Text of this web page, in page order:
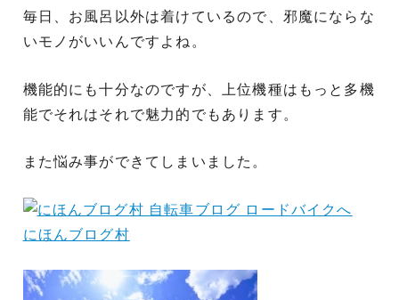
毎日、お風呂以外は着けているので、邪魔にならな
いモノがいいんですよね。
機能的にも十分なのですが、上位機種はもっと多機
能でそれはそれで魅力的でもあります。
また悩み事ができてしまいました。
にほんブログ村